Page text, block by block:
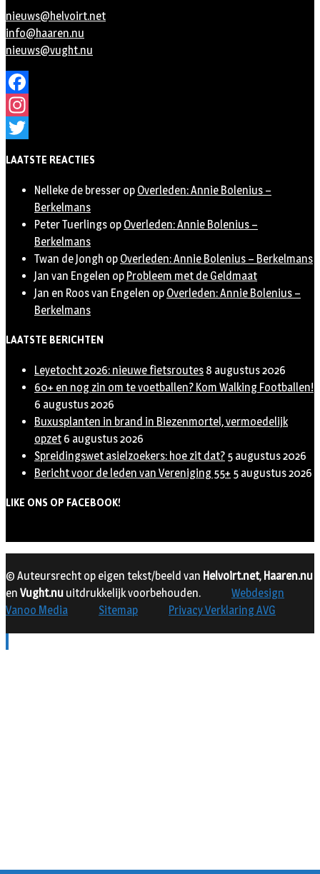
nieuws@helvoirt.net
info@haaren.nu
nieuws@vught.nu
Facebook
Instagram
LAATSTE REACTIES
Nelleke de bresser op Overleden: Annie Bolenius –
Berkelmans
Peter Tuerlings op Overleden: Annie Bolenius –
Berkelmans
Twan de Jongh op Overleden: Annie Bolenius – Berkelmans
Jan van Engelen op Probleem met de Geldmaat
Jan en Roos van Engelen op Overleden: Annie Bolenius –
Berkelmans
LAATSTE BERICHTEN
Leyetocht 2026: nieuwe fietsroutes 8 augustus 2026
60+ en nog zin om te voetballen? Kom Walking Footballen!
6 augustus 2026
Buxusplanten in brand in Biezenmortel, vermoedelijk
opzet 6 augustus 2026
Spreidingswet asielzoekers: hoe zit dat? 5 augustus 2026
Bericht voor de leden van Vereniging 55+ 5 augustus 2026
LIKE ONS OP FACEBOOK!
© Auteursrecht op eigen tekst/beeld van Helvoirt.net, Haaren.nu
en Vught.nu uitdrukkelijk voorbehouden.
Webdesign
Vanoo Media
Sitemap Privacy Verklaring AVG